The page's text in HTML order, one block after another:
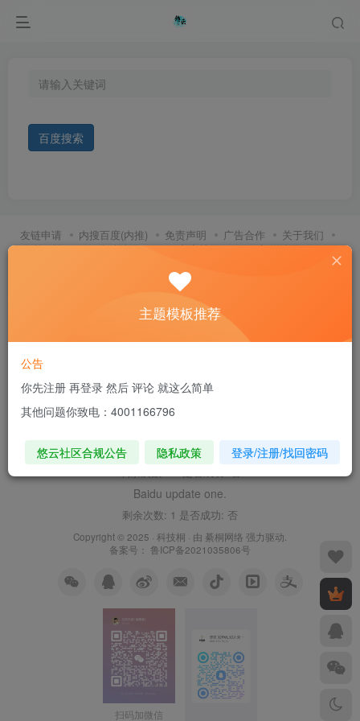
百度搜索
友链申请 内搜百度(内推) 免责声明 广告合作
关于我们
隐私政策
XMl全站地图 XML文章地图 XML新增地图
XML
XML文章
XML论坛板块分类地图
小白博客|emlog|源码|技术
客
小皮面板
百度提交
剩余次数: 10 是否成功: 否
Baidu update
Baidu submitted one
Baidu update one.
剩余次数: 1 是否成功: 否
Copyright © 2025 · 科技桐 · 由 綦桐网络 强力驱动.
备案号： 鲁ICP备2021035806号
扫码加微信
主题模板推荐
公告
你先注册 再登录 然后 评论 就这么简单
其他问题你致电：4001166796
悠云社区合规公告 隐私政策 登录/注册/找回密码